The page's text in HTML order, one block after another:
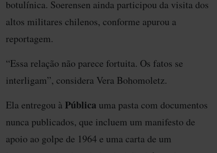
botulínica. Soerensen ainda participou da visita dos
altos militares chilenos, conforme apurou a
reportagem.
“Essa relação não parece fortuita. Os fatos se
interligam”, considera Vera Bohomoletz.
Ela entregou à Pública uma pasta com documentos
nunca publicados, que incluem um manifesto de
apoio ao golpe de 1964 e uma carta de um